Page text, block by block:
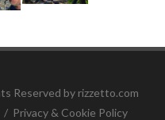
Reserved by rizzetto.com
/ Privacy & Cookie Policy